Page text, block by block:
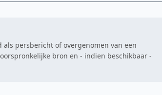
persbericht of overgenomen van een
bron en - indien beschikbaar -